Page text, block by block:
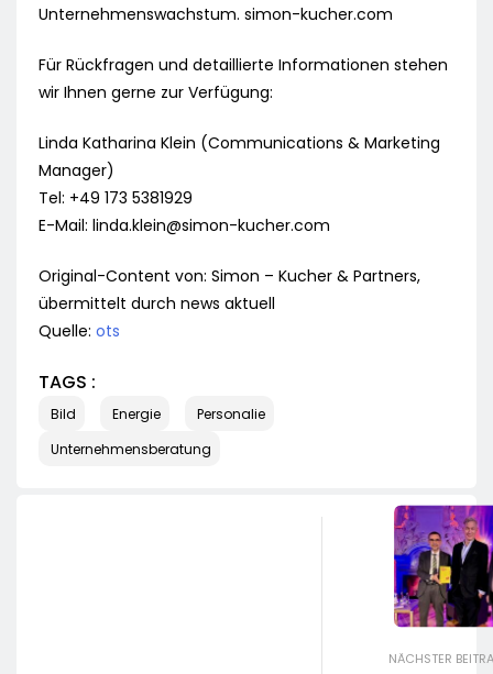
Unternehmenswachstum. simon-kucher.com
Für Rückfragen und detaillierte Informationen stehen
wir Ihnen gerne zur Verfügung:
Linda Katharina Klein (Communications & Marketing
Manager)
Tel: +49 173 5381929
E-Mail: linda.klein@simon-kucher.com
Original-Content von: Simon – Kucher & Partners,
übermittelt durch news aktuell
Quelle: ots
TAGS :
Bild Energie
Personalie
Unternehmensberatung
NÄCHSTER